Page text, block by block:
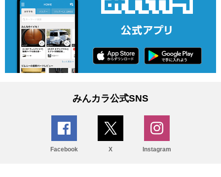
みんカラ公式SNS
Facebook X Instagram